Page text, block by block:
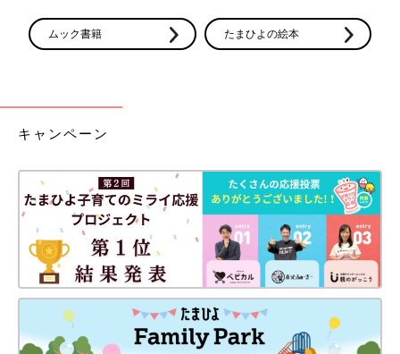
ムック書籍 たまひよの絵本
キャンペーン